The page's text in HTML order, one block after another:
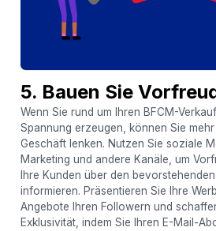
5. Bauen Sie
Wenn Sie rund um Ihren BFCM-
Spannung erzeugen, können Sie
Geschäft lenken. Nutzen Sie soziale
Marketing und andere Kanäle, um
Ihre Kunden über den
informieren. Präsentieren Sie Ihre
Angebote Ihren Followern und
Exklusivität, indem Sie Ihren E-Mail-